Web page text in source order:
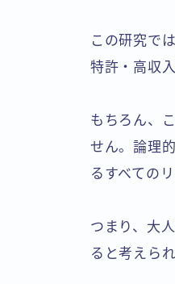
この研究で
特許・高収
もちろん、
せん。論理
るすべての
つまり、大
ると考えられ